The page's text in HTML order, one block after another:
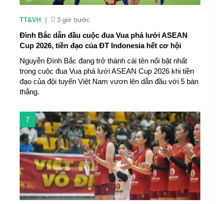
TT&VH 3 giờ trước
Đình Bắc dẫn đầu cuộc đua Vua phá lưới ASEAN
Cup 2026, tiền đạo của ĐT Indonesia hết cơ hội
Nguyễn Đình Bắc đang trở thành cái tên nổi bật nhất
trong cuộc đua Vua phá lưới ASEAN Cup 2026 khi tiền
đạo của đội tuyển Việt Nam vươn lên dẫn đầu với 5 bàn
thắng.
7